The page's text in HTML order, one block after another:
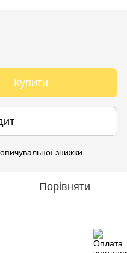
Купити
знижки
Порівняти